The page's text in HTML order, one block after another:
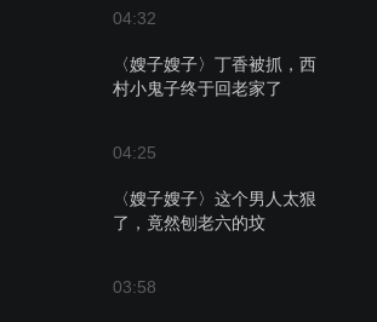
04:32
〈嫂子嫂子〉丁香被抓，西
村小鬼子终于回老家了
04:25
〈嫂子嫂子〉这个男人太狠
了，竟然刨老六的坟
03:58